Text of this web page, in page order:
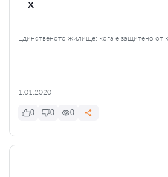
x
Единственото жилище: кога е защитено от
1.01.2020
0 0 0